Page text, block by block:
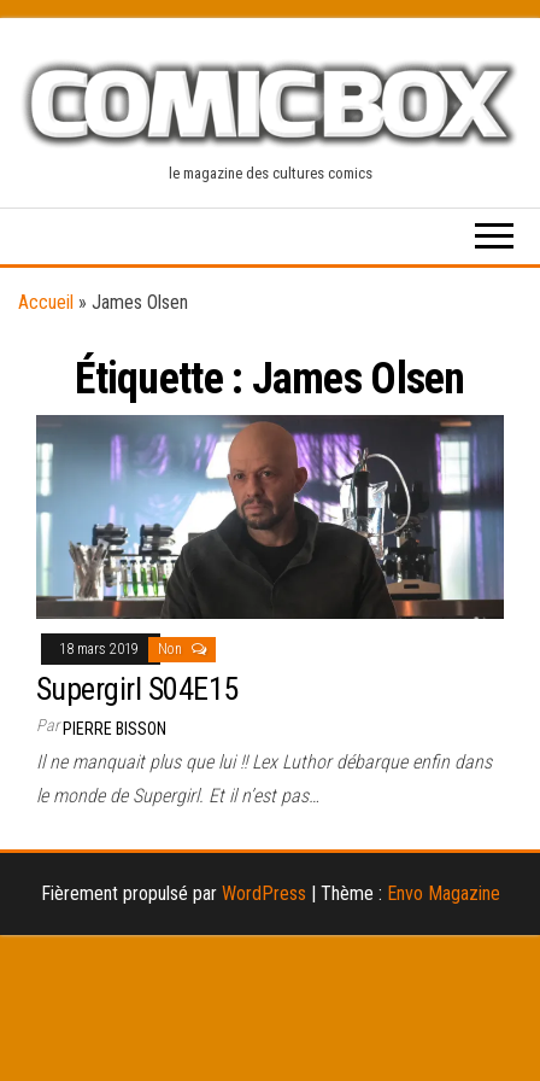
content
le magazine des cultures comics
Accueil » James Olsen
Étiquette : James Olsen
18 mars 2019 Non
Supergirl S04E15
ParPIERRE BISSON
Il ne manquait plus que lui !! Lex Luthor débarque enfin dans
le monde de Supergirl. Et il n’est pas…
Fièrement propulsé par WordPress | Thème : Envo Magazine